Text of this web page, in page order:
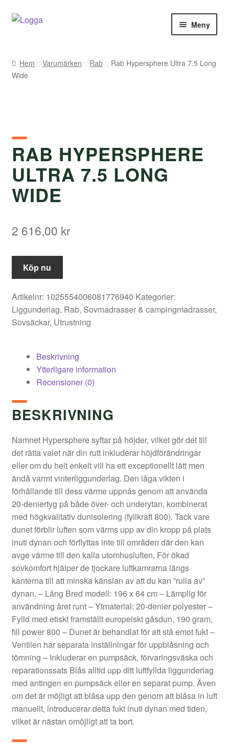
Hoppa
Hoppa
Meny
Kontakt
Varumärken
Väljare
Hem Varumärken Rab
Rab Hypersphere Ultra 7.5 Long
Wide
RAB HYPERSPHERE
ULTRA 7.5 LONG
WIDE
2 616,00 kr
Köp nu
Artikelnr: 1025554006081776940 Kategorier:
Liggunderlag, Rab, Sovmadrasser & campingmadrasser,
Sovsäckar, Utrustning
Beskrivning
Ytterligare information
Recensioner (0)
BESKRIVNING
Namnet Hypersphere syftar på höjder, vilket gör det till
det rätta valet när din rutt inkluderar höjdförändringar
eller om du helt enkelt vill ha ett exceptionellt lätt men
ändå varmt vinterliggunderlag. Den låga vikten i
förhållande till dess värme uppnås genom att använda
20-deniertyg på både över- och underytan, kombinerat
med högkvalitativ dunisolering (fyllkraft 800). Tack vare
dunet förblir luften som värms upp av din kropp på plats
inuti dynan och förflyttas inte till områden där den kan
avge värme till den kalla utomhusluften. För ökad
sovkomfort hjälper de tjockare luftkamrarna längs
kanterna till att minska känslan av att du kan ”rulla av”
dynan. – Lång Bred modell: 196 x 64 cm – Lämplig för
användning året runt – Ytmaterial: 20-denier polyester –
Fylld med etiskt framställt europeiskt gåsdun, 190 gram,
fill power 800 – Dunet är behandlat för att stå emot fukt –
Ventilen har separata inställningar för uppblåsning och
tömning – Inkluderar en pumpsäck, förvaringsväska och
reparationssats Blås alltid upp ditt luftfyllda liggunderlag
med antingen en pumpsäck eller en separat pump. Även
om det är möjligt att blåsa upp den genom att blåsa in luft
manuellt, introducerar detta fukt inuti dynan med tiden,
vilket är nästan omöjligt att ta bort.